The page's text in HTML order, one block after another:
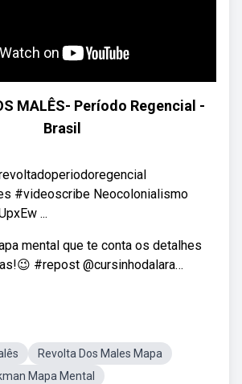
MALÊS- Período Regencial -
Brasil
#videoscribe Neocolonialismo
...
mental que te conta os detalhes
#repost @cursinhodalara…
Revolta Dos Males Mapa
Mapa Mental